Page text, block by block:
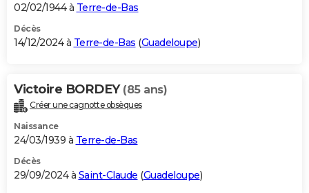
S'inscrire
Se connecter
Lycées
Collèges
Primaires
Universités
Entreprises
Service militaire
Avis de recherche
AVIS DE DÉCÈS
Bricolage
Lifestyle
Culture
Sport
Auto
Television
Voyage
Cinema
02/02/1944 à Terre-de-Bas
Décès
14/12/2024 à Terre-de-Bas (Guadeloupe)
Victoire BORDEY (85 ans)
Créer une cagnotte obsèques
Naissance
24/03/1939 à Terre-de-Bas
Décès
29/09/2024 à Saint-Claude (Guadeloupe)